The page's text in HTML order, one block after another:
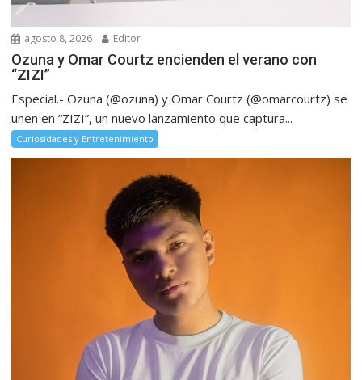
agosto 8, 2026 Editor
Ozuna y Omar Courtz encienden el verano con
“ZIZI”
Especial.- Ozuna (@ozuna) y Omar Courtz (@omarcourtz) se
unen en “ZIZI”, un nuevo lanzamiento que captura...
Curiosidades y Entretenimiento